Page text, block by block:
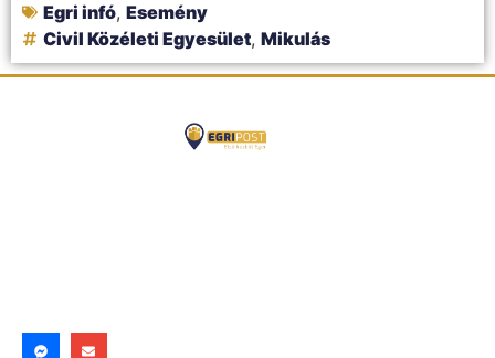
Egri infó, Esemény
Civil Közéleti Egyesület, Mikulás